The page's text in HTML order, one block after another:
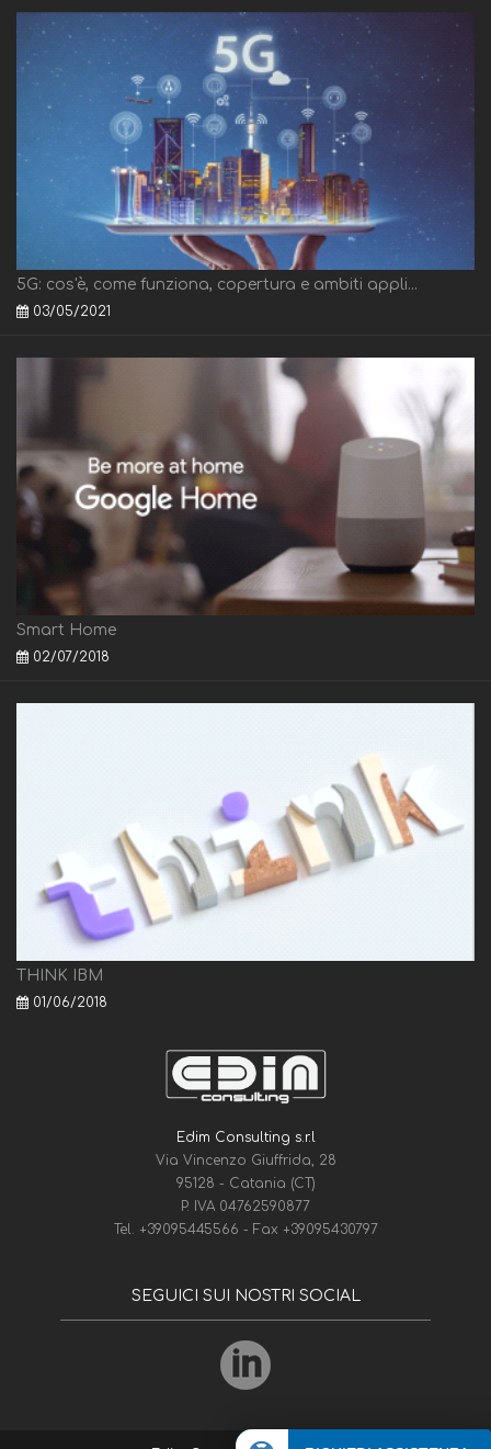
5G: cos'è, come funziona, copertura e ambiti appli...
03/05/2021
Smart Home
02/07/2018
THINK IBM
01/06/2018
Edim Consulting s.r.l
Via Vincenzo Giuffrida, 28
95128 - Catania (CT)
P. IVA 04762590877
Tel. +39095445566 - Fax +39095430797
SEGUICI SUI NOSTRI SOCIAL